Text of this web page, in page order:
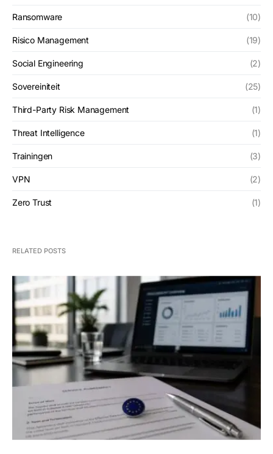
Ransomware (10)
Risico Management (19)
Social Engineering (2)
Sovereiniteit (25)
Third-Party Risk Management (1)
Threat Intelligence (1)
Trainingen (3)
VPN (2)
Zero Trust (1)
RELATED POSTS